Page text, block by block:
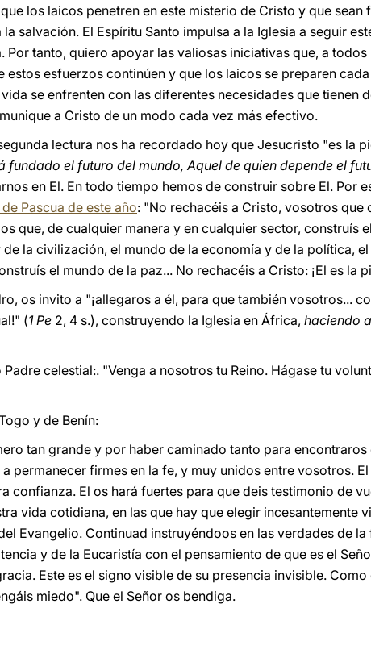
los laicos penetren en este misterio de Cristo y que sean
salvación. El Espíritu Santo impulsa a la Iglesia a seguir
tanto, quiero apoyar las valiosas iniciativas que, a todos
estos esfuerzos continúen y que los laicos se preparen
se enfrenten con las diferentes necesidades que tienen
a Cristo de un modo cada vez más efectivo.
lectura nos ha recordado hoy que Jesucristo "es la
fundado el futuro del mundo, Aquel de quien depende el
en El. En todo tiempo hemos de construir sobre El. Por
Pascua de este año: "No rechacéis a Cristo, vosotros que
que, de cualquier manera y en cualquier sector, construís
la civilización, el mundo de la economía y de la política,
el mundo de la paz... No rechacéis a Cristo: ¡El es la
os invito a "¡allegaros a él, para que también vosotros...
(1 Pe 2, 4 s.), construyendo la Iglesia en África, haciendo
celestial:. "Venga a nosotros tu Reino. Hágase tu
y de Benín:
tan grande y por haber caminado tanto para
permanecer firmes en la fe, y muy unidos entre vosotros.
confianza. El os hará fuertes para que deis testimonio de
vida cotidiana, en las que hay que elegir incesantemente
Evangelio. Continuad instruyéndoos en las verdades de
y de la Eucaristía con el pensamiento de que es el
Este es el signo visible de su presencia invisible.
miedo". Que el Señor os bendiga.